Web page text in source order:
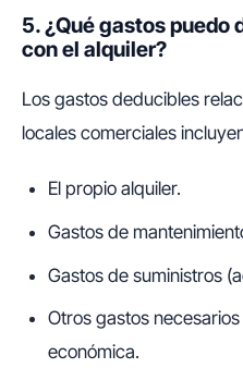
5. ¿Qué gastos puedo
con el alquiler?
Los gastos deducibles
locales comerciales
El propio alquiler.
Gastos de
Gastos de suministros
Otros gastos
económica.